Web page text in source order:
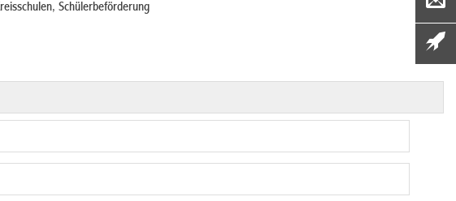
Schülerbeförderung